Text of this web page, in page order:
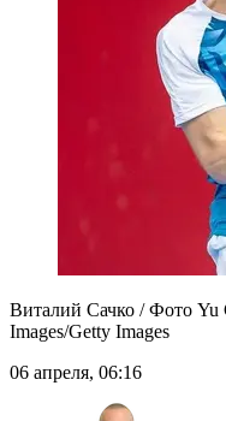
Виталий Сачко / Фото Yu
Images/Getty Images
06 апреля, 06:16